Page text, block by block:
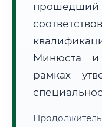
Минюста и
рамках